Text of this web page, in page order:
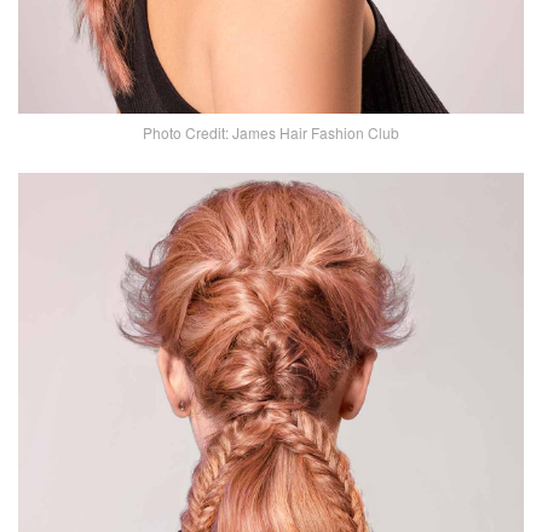
Photo Credit: James Hair Fashion Club